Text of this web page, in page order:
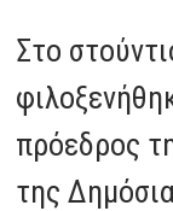
Στο
πρόεδρος
της